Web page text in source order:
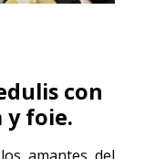
con
y foie.